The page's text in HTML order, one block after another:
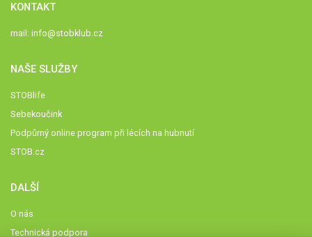
KONTAKT
mail: info@stobklub.cz
NAŠE SLUŽBY
STOBlife
Sebekoučink
Podpůrný online program při lécích na hubnutí
STOB.cz
DALŠÍ
O nás
Technická podpora